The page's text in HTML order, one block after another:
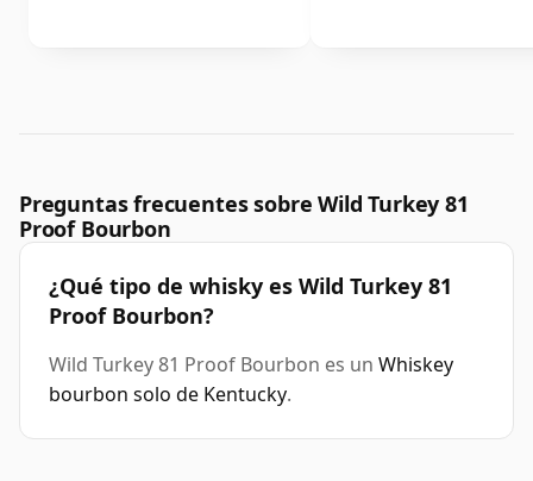
Preguntas frecuentes sobre Wild Turkey 81
Proof Bourbon
¿Qué tipo de whisky es Wild Turkey 81
Proof Bourbon?
Wild Turkey 81 Proof Bourbon es un Whiskey
bourbon solo de Kentucky.